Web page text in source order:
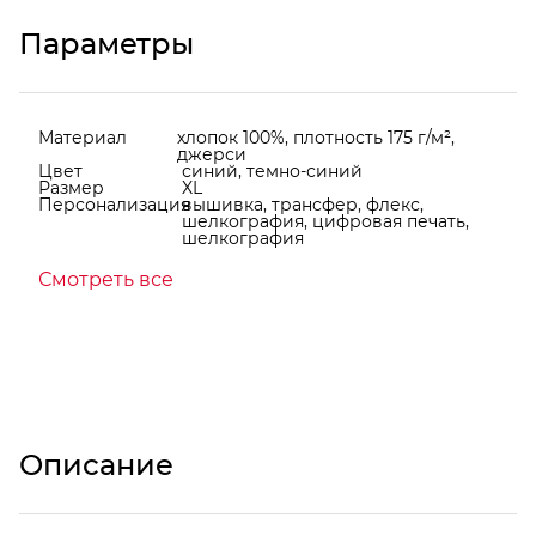
Параметры
Материал хлопок 100%, плотность 175 г/м²,
джерси
Цвет синий, темно-синий
Размер XL
Персонализациявышивка, трансфер, флекс,
шелкография, цифровая печать,
шелкография
Смотреть все
Описание